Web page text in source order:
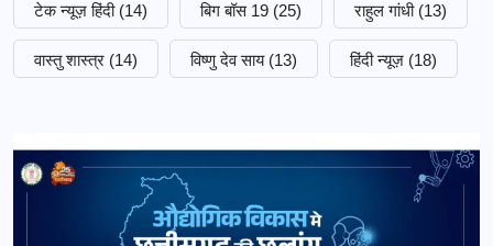
टेक न्यूज़ हिंदी (14) बिग बॉस 19 (25) राहुल गांधी (13)
वास्तु शास्त्र (14) विष्णु देव साय (13) हिंदी न्यूज़ (18)